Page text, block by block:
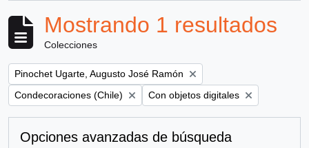
Mostrando 1 resultados
Colecciones
Remove filter:
Pinochet Ugarte, Augusto José Ramón
Remove filter:
Condecoraciones (Chile) Remove filter:
Con objetos digitales
Opciones avanzadas de búsqueda